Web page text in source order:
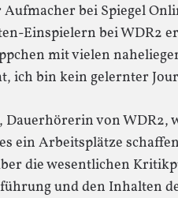
bei Spiegel
Einspielern bei WDR2
mit vielen
ich bin kein gelernter
von WDR2,
es ein Arbeitsplätze
die wesentlichen
und den Inhalten